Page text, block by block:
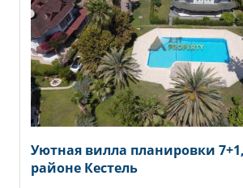
Уютная вилла планировки
районе Кестель